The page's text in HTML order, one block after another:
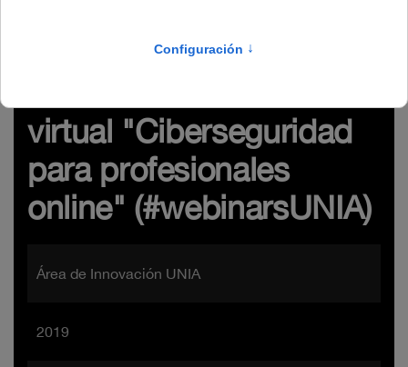
virtual "Ciberseguridad
para profesionales
online" (#webinarsUNIA)
Área de Innovación UNIA
2019